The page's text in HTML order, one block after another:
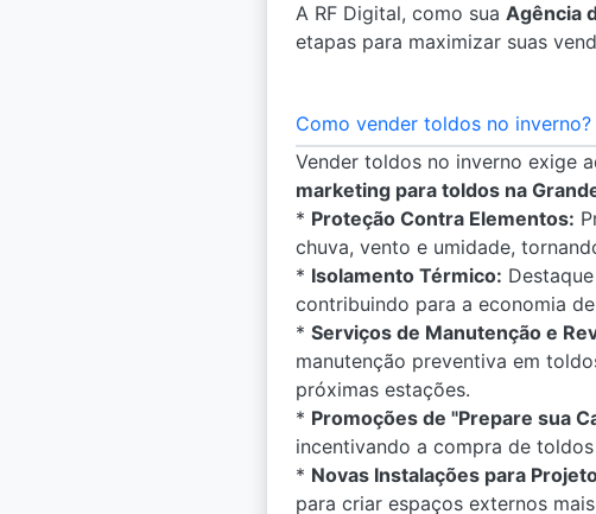
A RF Digital, como sua Agência
etapas para maximizar suas
Como vender toldos no inverno?
Vender toldos no inverno exige
marketing para toldos na
* Proteção Contra Elementos:
chuva, vento e umidade,
* Isolamento Térmico:
contribuindo para a economia
* Serviços de Manutenção e
manutenção preventiva em
próximas estações.
* Promoções de "Prepare sua
incentivando a compra de
* Novas Instalações para
para criar espaços externos